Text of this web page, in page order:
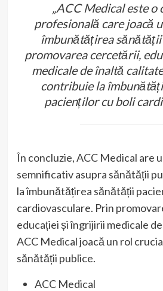
„ACC Medical este o
profesională care joacă
îmbunătățirea
promovarea cercetării,
medicale de înaltă
contribuie la
pacienților cu boli
În concluzie, ACC Medical are
semnificativ asupra sănătății
la îmbunătățirea sănătății
cardiovasculare. Prin
educației și îngrijirii medicale
ACC Medical joacă un rol
sănătății publice.
ACC Medical